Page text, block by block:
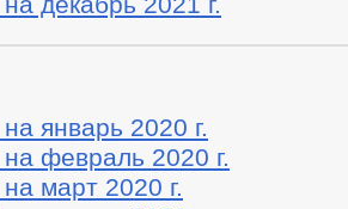
январь 2020 г.
февраль 2020 г.
март 2020 г.